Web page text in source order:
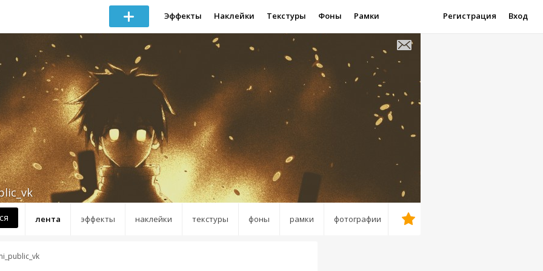
Эффекты Наклейки Текстуры Фоны Рамки Регистрация Вход
лента эффекты наклейки текстуры фоны рамки фотографии